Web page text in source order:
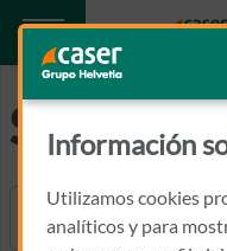
Buscador
Información
Utilizamos cookies
analíticos y para